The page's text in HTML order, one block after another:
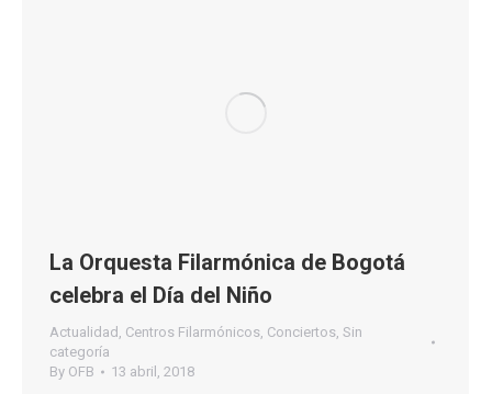
La Orquesta Filarmónica de Bogotá
celebra el Día del Niño
Actualidad Centros Filarmónicos Conciertos Sin
categoría
By OFB 13 abril, 2018